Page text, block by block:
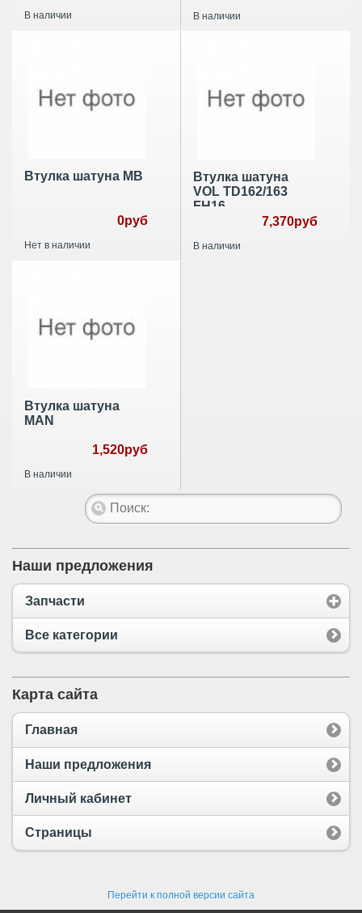
В наличии В наличии
Втулка шатуна MB
0руб
Нет в наличии
Втулка шатуна
VOL TD162/163
FH16
7,370руб
В наличии
Втулка шатуна
MAN
1,520руб
В наличии
Наши предложения
Запчасти
Все категории
Карта сайта
Главная
Наши предложения
Личный кабинет
Страницы
Перейти к полной версии сайта